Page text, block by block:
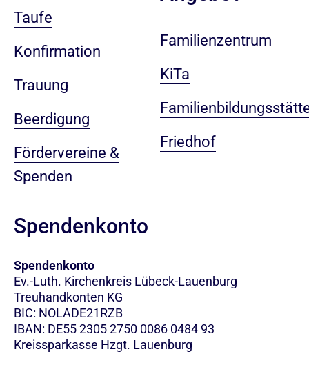
Taufe
Konfirmation
Trauung
Beerdigung
Fördervereine &
Spenden
Familienzentrum
KiTa
Friedhof
Spendenkonto
Spendenkonto
Ev.-Luth. Kirchenkreis Lübeck-Lauenburg
Treuhandkonten KG
BIC: NOLADE21RZB
IBAN: DE55 2305 2750 0086 0484 93
Kreissparkasse Hzgt. Lauenburg